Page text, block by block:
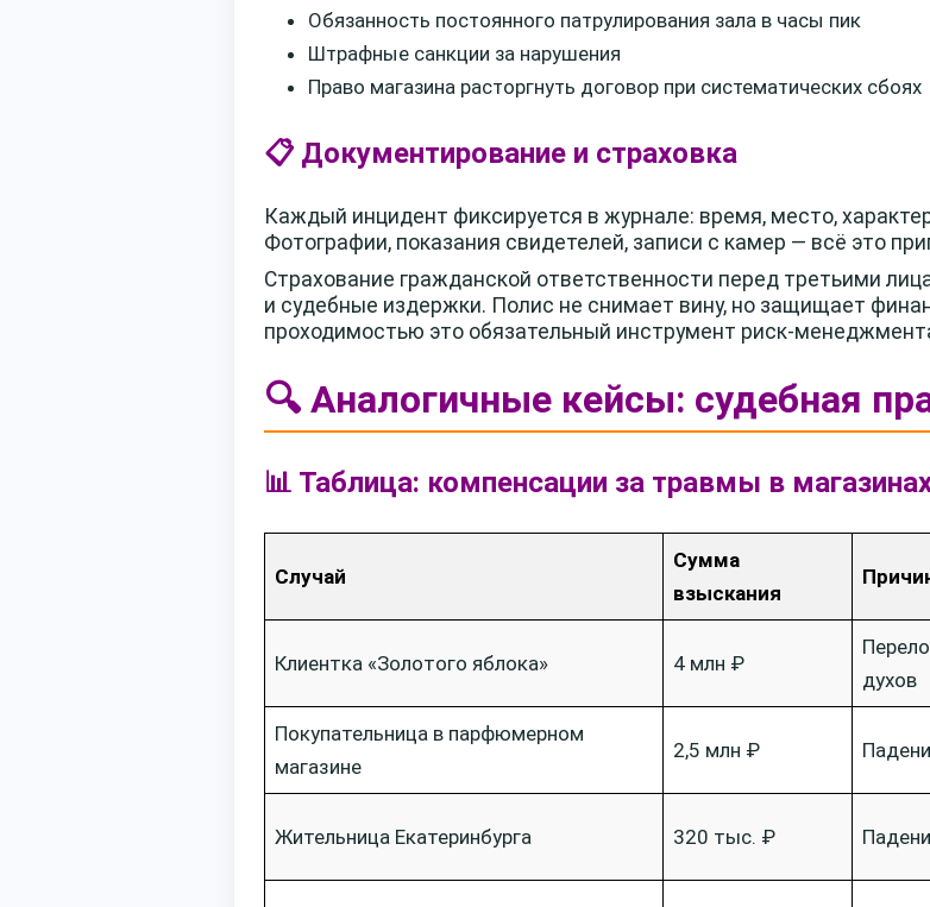
Обязанность постоянного патрулирования зала в часы пик
Штрафные санкции за нарушения
Право магазина расторгнуть договор при систематических сбоях
📋 Документирование и страховка
Каждый инцидент фиксируется в журнале: время, место,
Фотографии, показания свидетелей, записи с камер — всё это
Страхование гражданской ответственности перед третьими
и судебные издержки. Полис не снимает вину, но защищает
проходимостью это обязательный инструмент риск-
🔍 Аналогичные кейсы: судебная
📊 Таблица: компенсации за травмы в
Случай
Сумма
взыскания
Клиентка «Золотого яблока» 4 млн ₽
духов
Покупательница в парфюмерном
магазине
2,5 млн ₽
Жительница Екатеринбурга 320 тыс. ₽